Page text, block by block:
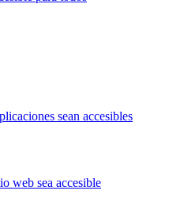
sean accesibles
web sea accesible